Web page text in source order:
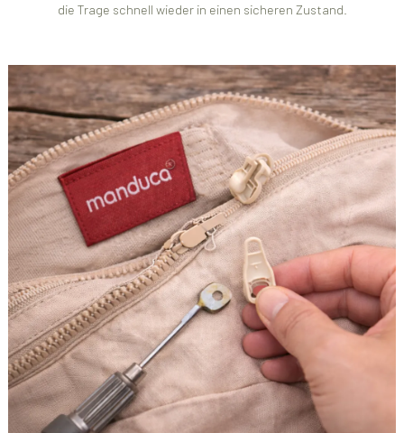
die Trage schnell wieder in einen sicheren Zustand.